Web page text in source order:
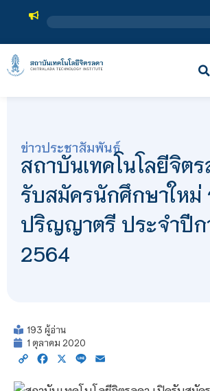
ข่าวประชาสัมพันธ์
สถาบันเทคโนโลยีจิตร
รับสมัครนักศึกษาใหม่
ปริญญาตรี ประจำปีก
2564
193 ผู้อ่าน
1 ตุลาคม 2020
Copy Facebook
X Line